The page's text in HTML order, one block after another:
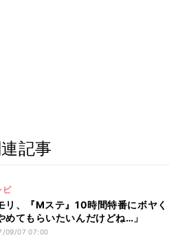
記事
ビ
リ、『Mステ』10時間特番にボヤく
めてもらいたいんだけどね…」
09/07 07:00